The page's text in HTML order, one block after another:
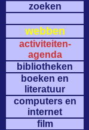
zoeken
webben
activiteiten-
agenda
bibliotheken
boeken en
literatuur
computers en
internet
film